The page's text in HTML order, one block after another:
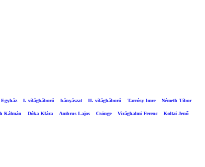
Egyház I. világháború bányászat II. világháború Tarrósy Imre Németh Tibor
Kálmán Dóka Klára Ambrus Lajos Csönge Virághalmi Ferenc Koltai Jenő